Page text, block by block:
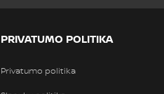
PRIVATUMO POLITIKA
Privatumo politika